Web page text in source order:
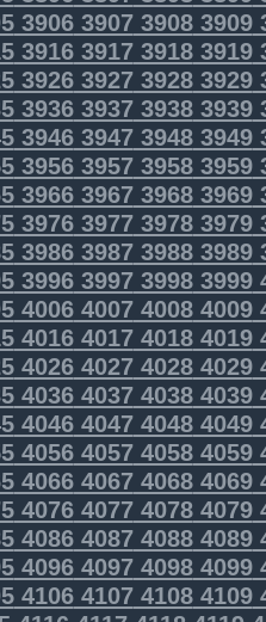
3906390739083909
3916391739183919
3926392739283929
3936393739383939
3946394739483949
3956395739583959
3966396739683969
3976397739783979
3986398739883989
3996399739983999
4006400740084009
4016401740184019
4026402740284029
4036403740384039
4046404740484049
4056405740584059
4066406740684069
4076407740784079
4086408740884089
4096409740984099
4106410741084109